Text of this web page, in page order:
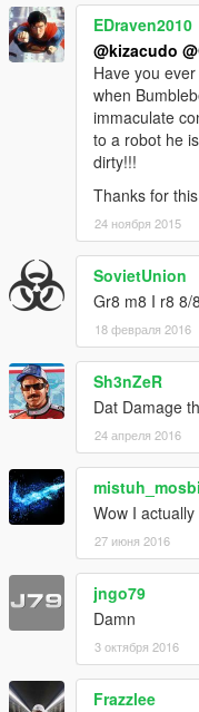
EDraven2010
@kizacudo
Have you
when
immaculate
to a robot he
dirty!!!
Thanks for
24 ноября 2015
SovietUnion
Gr8 m8 I r8 8/8
18 февраля 2016
Sh3nZeR
Dat Damage
24 апреля 2016
mistuh_mosbi
Wow I
27 июня 2016
jngo79
Damn
3 октября 2016
Frazzlee